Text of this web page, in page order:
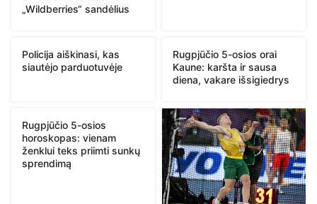
„Wildberries“ sandėlius
Policija aiškinasi, kas
siautėjo parduotuvėje
Rugpjūčio 5-osios orai
Kaune: karšta ir sausa
diena, vakare išsigiedrys
Rugpjūčio 5-osios
horoskopas: vienam
ženklui teks priimti sunkų
sprendimą